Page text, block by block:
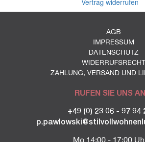
Vertrag widerrufen
AGB
IMPRESSUM
DATENSCHUTZ
WIDERRUFSRECHT
ZAHLUNG, VERSAND UND
RUFEN SIE UNS AN
+49 (0) 23 06 - 97 94
Mo 14:00 - 17:00